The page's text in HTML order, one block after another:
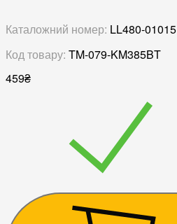
Каталожний номер: LL480-01015
Код товару: TM-079-KM385BT
459₴